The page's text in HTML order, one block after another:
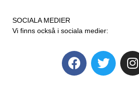
SOCIALA MEDIER
Vi finns också i sociala medier: